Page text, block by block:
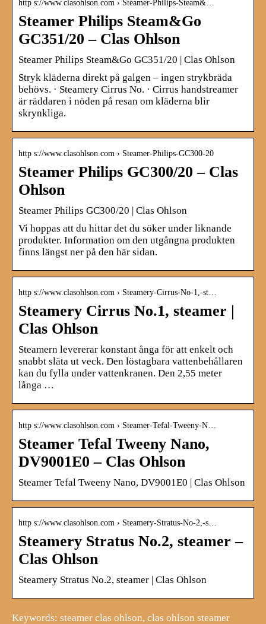
http s://www.clasohlson.com › Steamer-Philips-Steam&…
Steamer Philips Steam&Go
GC351/20 – Clas Ohlson
Steamer Philips Steam&Go GC351/20 | Clas Ohlson
Stryk kläderna direkt på galgen – ingen strykbräda
behövs. · Steamery Cirrus No. · Cirrus handstreamer
är räddaren i nöden på resan om kläderna blir
skrynkliga.
http s://www.clasohlson.com › Steamer-Philips-GC300-20
Steamer Philips GC300/20 – Clas
Ohlson
Steamer Philips GC300/20 | Clas Ohlson
Vi hoppas att du hittar det du söker under liknande
produkter. Information om den utgångna produkten
finns längst ner på den här sidan.
http s://www.clasohlson.com › Steamery-Cirrus-No-1,-st…
Steamery Cirrus No.1, steamer |
Clas Ohlson
Steamern levererar konstant ånga för att enkelt och
snabbt släta ut veck. Den löstagbara vattenbehållaren
kan du fylla under vattenkranen. Den 2,55 meter
långa …
http s://www.clasohlson.com › Steamer-Tefal-Tweeny-N…
Steamer Tefal Tweeny Nano,
DV9001E0 – Clas Ohlson
Steamer Tefal Tweeny Nano, DV9001E0 | Clas Ohlson
http s://www.clasohlson.com › Steamery-Stratus-No-2,-s…
Steamery Stratus No.2, steamer –
Clas Ohlson
Steamery Stratus No.2, steamer | Clas Ohlson
Keywords: steamer clas ohlson, clas ohlson steamer